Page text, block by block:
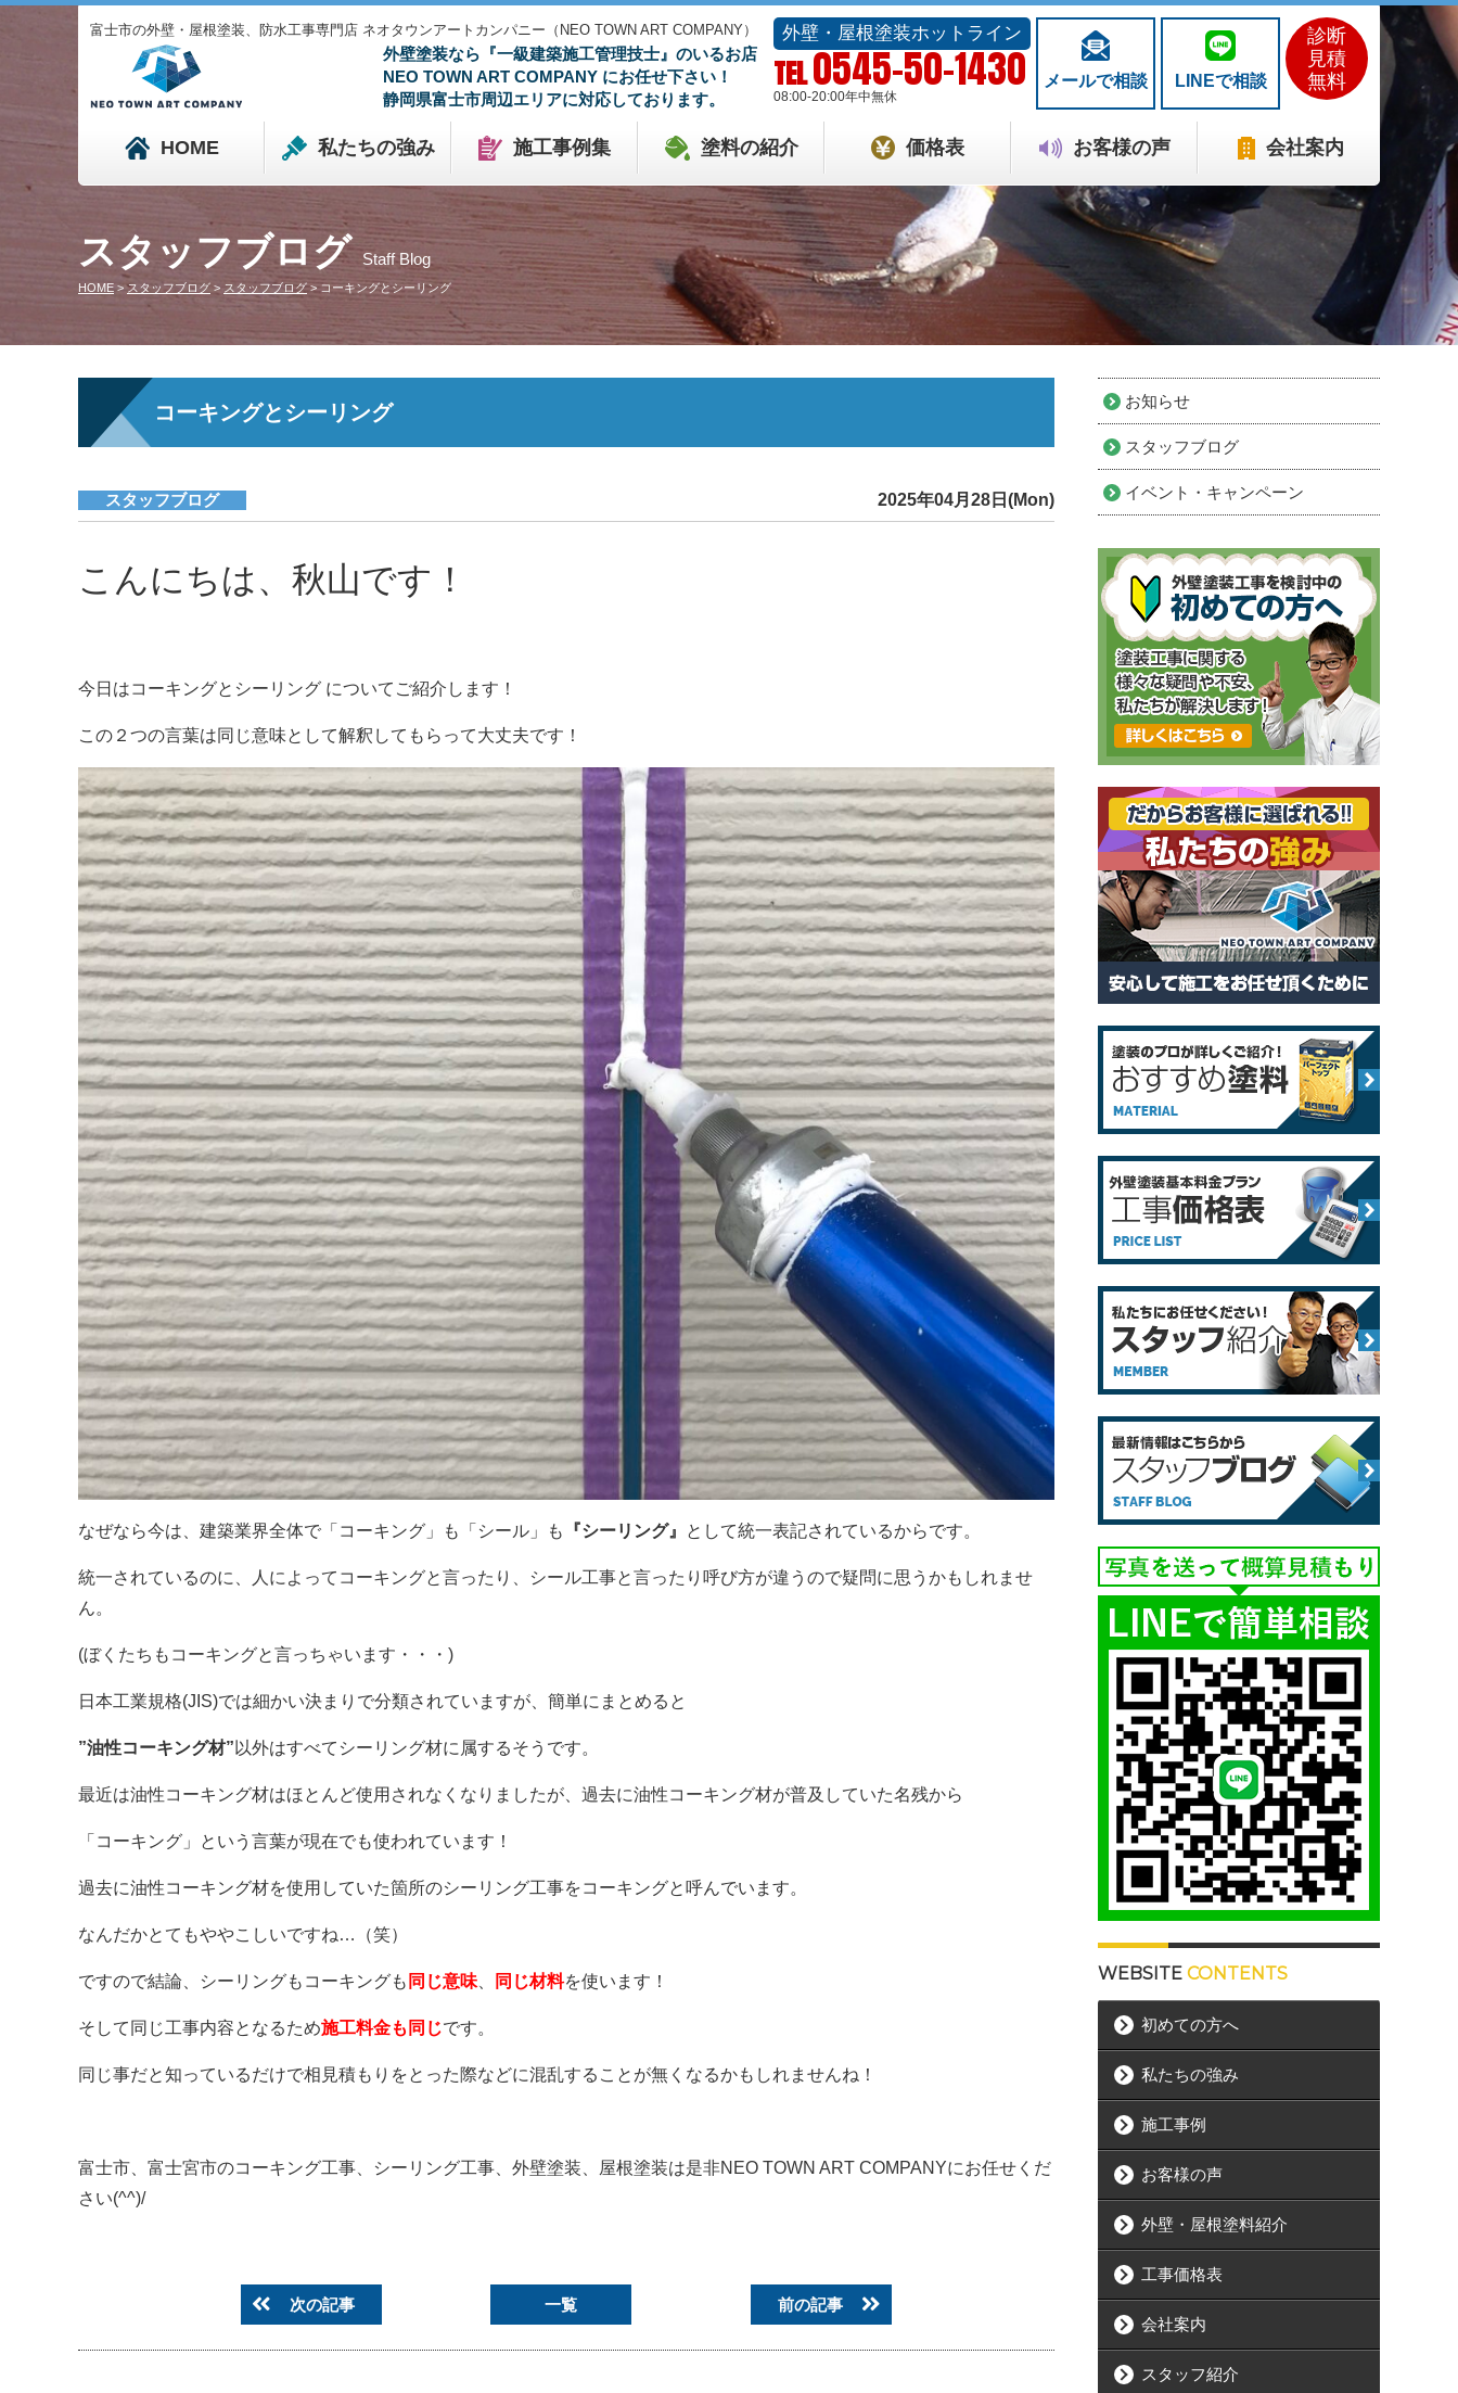
富士市の外壁・屋根塗装、防水工事専門店 ネオタウンアートカンパニー（NEO TOWN ART COMPANY）
外壁塗装なら『一級建築施工管理技士』のいるお店
NEO TOWN ART COMPANY にお任せ下さい！
静岡県富士市周辺エリアに対応しております。
外壁・屋根塗装ホットライン
TEL0545-50-1430
08:00-20:00年中無休
メールで相談 LINEで相談
診断
見積
無料
HOME 私たちの強み 施工事例集 塗料の紹介 価格表 お客様の声 会社案内
スタッフブログStaff Blog
HOME > スタッフブログ > スタッフブログ>コーキングとシーリング
コーキングとシーリング
スタッフブログ 2025年04月28日(Mon)
こんにちは、秋山です！
今日はコーキングとシーリング についてご紹介します！
この２つの言葉は同じ意味として解釈してもらって大丈夫です！
なぜなら今は、建築業界全体で「コーキング」も「シール」も 『シーリング』 として統一表記されているからです。
統一されているのに、人によってコーキングと言ったり、シール工事と言ったり呼び方が違うので疑問に思うかもしれませ
ん。
(ぼくたちもコーキングと言っちゃいます・・・)
日本工業規格(JIS)では細かい決まりで分類されていますが、簡単にまとめると
”油性コーキング材” 以外はすべてシーリング材に属するそうです。
最近は油性コーキング材はほとんど使用されなくなりましたが、過去に油性コーキング材が普及していた名残から
「コーキング」という言葉が現在でも使われています！
過去に油性コーキング材を使用していた箇所のシーリング工事をコーキングと呼んでいます。
なんだかとてもややこしいですね…（笑）
ですので結論、シーリングもコーキングも 同じ意味 同じ材料を使います！
そして同じ工事内容となるため施工料金も同じです。
同じ事だと知っているだけで相見積もりをとった際などに混乱することが無くなるかもしれませんね！
富士市、富士宮市のコーキング工事、シーリング工事、外壁塗装、屋根塗装は是非NEO TOWN ART COMPANYにお任せくだ
さい(^^)/
次の記事 一覧 前の記事
お知らせ
スタッフブログ
イベント・キャンペーン
WEBSITE CONTENTS
初めての方へ
私たちの強み
施工事例
お客様の声
外壁・屋根塗料紹介
工事価格表
会社案内
スタッフ紹介